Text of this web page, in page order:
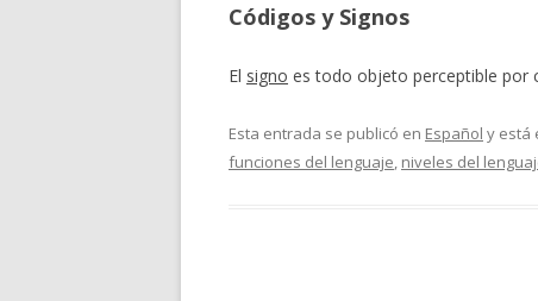
Códigos y Signos
El signo es todo objeto perceptible por
Esta entrada se publicó en Español y está
funciones del lenguaje, niveles del